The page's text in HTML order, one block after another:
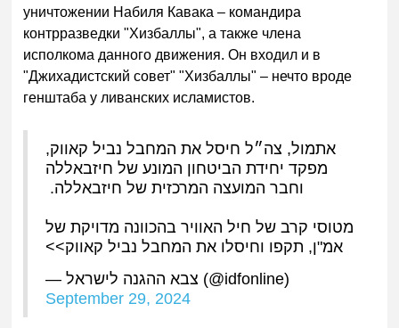
уничтожении Набиля Кавака – командира
контрразведки "Хизбаллы", а также члена
исполкома данного движения. Он входил и в
"Джихадистский совет" "Хизбаллы" – нечто вроде
генштаба у ливанских исламистов.
אתמול, צה״ל חיסל את המחבל נביל קאווק,
מפקד יחידת הביטחון המונע של חיזבאללה
וחבר המועצה המרכזית של חיזבאללה.
מטוסי קרב של חיל האוויר בהכוונה מדויקת של
אמ"ן, תקפו וחיסלו את המחבל נביל קאווק>>
— צבא ההגנה לישראל (@idfonline)
September 29, 2024